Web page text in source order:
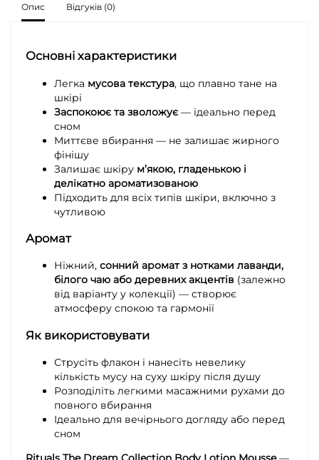
Опис Відгуків (0)
Основні характеристики
Легка мусова текстура, що плавно тане на
шкірі
Заспокоює та зволожує — ідеально перед
сном
Миттєве вбирання — не залишає жирного
фінішу
Залишає шкіру м’якою, гладенькою і
делікатно ароматизованою
Підходить для всіх типів шкіри, включно з
чутливою
Аромат
Ніжний, сонний аромат з нотками лаванди,
білого чаю або деревних акцентів (залежно
від варіанту у колекції) — створює
атмосферу спокою та гармонії
Як використовувати
Струсіть флакон і нанесіть невелику
кількість мусу на суху шкіру після душу
Розподіліть легкими масажними рухами до
повного вбирання
Ідеально для вечірнього догляду або перед
сном